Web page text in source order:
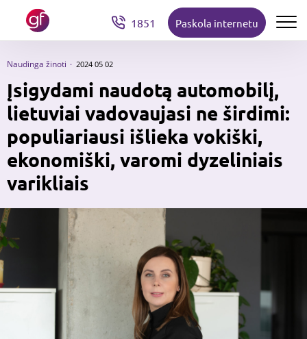
1851 Paskola internetu
Naudinga žinoti 2024 05 02
Įsigydami naudotą automobilį,
lietuviai vadovaujasi ne širdimi:
populiariausi išlieka vokiški,
ekonomiški, varomi dyzeliniais
varikliais